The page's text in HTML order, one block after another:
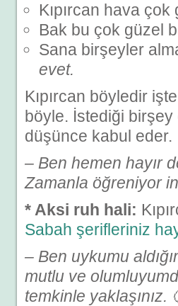
Kıpırcan hava çok
Bak bu çok güzel
Sana birşeyler
evet.
Kıpırcan böyledir
böyle. İstediği
düşünce kabul eder.
– Ben hemen hayır
Zamanla öğreniyor
* Aksi ruh hali:
Sabah şerifleriniz
– Ben uykumu
mutlu ve
temkinle yaklaşınız.